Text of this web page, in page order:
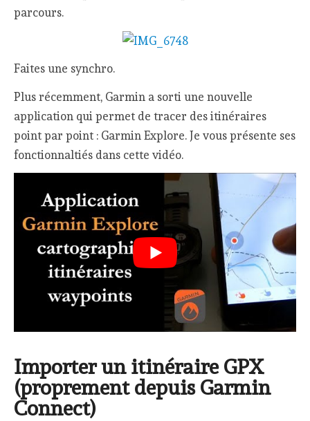
parcours.
Faites une synchro.
Plus récemment, Garmin a sorti une nouvelle
application qui permet de tracer des itinéraires
point par point : Garmin Explore. Je vous présente ses
fonctionnaltiés dans cette vidéo.
Importer un itinéraire GPX
(proprement depuis Garmin
Connect)